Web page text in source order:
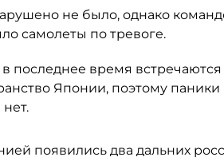
не было, однако
самолеты по тревоге.
последнее время
Японии, поэтому
появились два дальних